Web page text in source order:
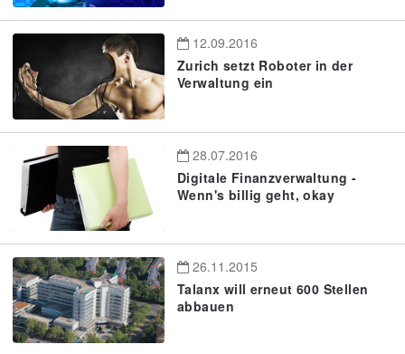
12.09.2016
Zurich setzt Roboter in der
Verwaltung ein
28.07.2016
Digitale Finanzverwaltung -
Wenn's billig geht, okay
26.11.2015
Talanx will erneut 600 Stellen
abbauen